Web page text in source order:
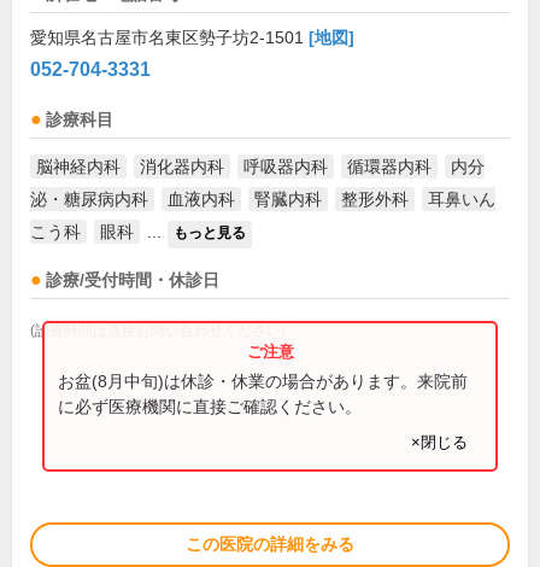
愛知県名古屋市名東区勢子坊2-1501 [地図]
052-704-3331
診療科目
脳神経内科 消化器内科 呼吸器内科 循環器内科
内分
泌・糖尿病内科
血液内科 腎臓内科 整形外科
耳鼻いん
こう科
眼科 もっと見る
診療/受付時間・休診日
(診療時間は直接お問い合わせください)
お盆(8月中旬)は休診・休業の場合があります。来院前
に必ず医療機関に直接ご確認ください。
×閉じる
この医院の詳細をみる